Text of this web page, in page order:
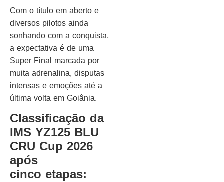
Com o título em aberto e
diversos pilotos ainda
sonhando com a conquista,
a expectativa é de uma
Super Final marcada por
muita adrenalina, disputas
intensas e emoções até a
última volta em Goiânia.
Classificação da
IMS YZ125 BLU
CRU Cup 2026
após
cinco etapas: